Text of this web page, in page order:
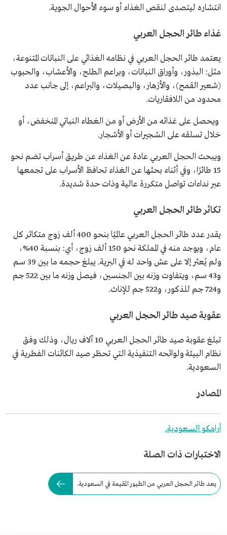
انتشاره ليتصدى لنقص الغذاء أو سوء الأحوال الجوية.
غذاء طائر الحجل العربي
يعتمد طائر الحجل العربي في نظامه الغذائي على النباتات المتنوعة،
مثل: البذور، وأوراق النباتات، وبراعم الطلح، والأعشاب، والحبوب
(شعير القمح)، والأزهار، والبصيلات، والبراعم، إلى جانب عدد
محدود من اللافقاريات.
ويحصل على غذائه من الأرض أو من الغطاء النباتي المنخفض، أو
خلال تسلقه على الشجيرات أو الأشجار.
ويبحث الحجل العربي عادة عن الغذاء عن طريق أسراب تضم نحو
15 طائرًا، وفي أثناء بحثها عن الغذاء تحافظ الأسراب على تجمعها
عبر نداءات تواصل متكررة عالية وذات حدة شديدة.
تكاثر طائر الحجل العربي
يقدر عدد طائر الحجل العربي عالميًا بنحو 400 ألف زوج متكاثر كل
عام، ويوجد منه في المملكة نحو 150 ألف زوج، أي: بنسبة 40%،
ولم يُعثر إلا على عش واحد له في البرية. يبلغ حجمه ما بين 39 سم
و43 سم، ويتفاوت وزنه بين الجنسين، فيصل وزنه ما بين 522 جم
و724 جم للذكور، و522 جم للإناث.
عقوبة صيد طائر الحجل العربي
تبلغ عقوبة صيد طائر الحجل العربي 10 آلاف ريال، وذلك وفق
نظام البيئة ولوائحه التنفيذية التي تحظر صيد الكائنات الفطرية في
السعودية.
المصادر
أرامكو السعودية.
الاختبارات ذات الصلة
يعد طائر الحجل العربي من الطيور المقيمة في السعودية.